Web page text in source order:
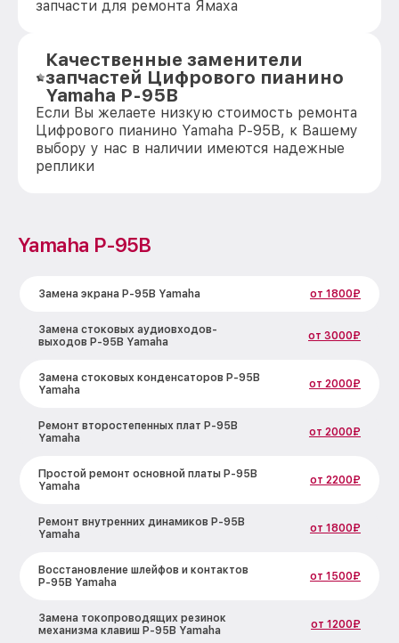
запчасти для ремонта Ямаха
Качественные заменители
запчастей Цифрового пианино
Yamaha P-95B
Если Вы желаете низкую стоимость ремонта
Цифрового пианино Yamaha P-95B, к Вашему
выбору у нас в наличии имеются надежные
реплики
Yamaha P-95B
Замена экрана P-95B Yamaha от 1800₽
Замена стоковых аудиовходов-
выходов P-95B Yamaha
от 3000₽
Замена стоковых конденсаторов P-95B
Yamaha
от 2000₽
Ремонт второстепенных плат P-95B
Yamaha
от 2000₽
Простой ремонт основной платы P-95B
Yamaha
от 2200₽
Ремонт внутренних динамиков P-95B
Yamaha
от 1800₽
Восстановление шлейфов и контактов
P-95B Yamaha
от 1500₽
Замена токопроводящих резинок
механизма клавиш P-95B Yamaha
от 1200₽